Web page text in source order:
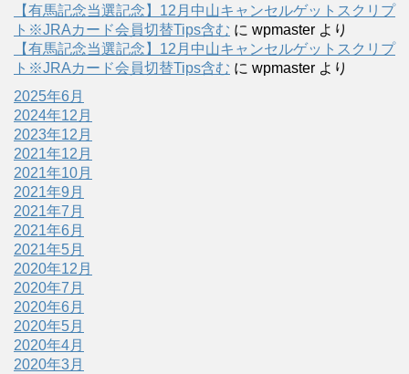
【有馬記念当選記念】12月中山キャンセルゲットスクリプ
ト※JRAカード会員切替Tips含む に wpmaster より
【有馬記念当選記念】12月中山キャンセルゲットスクリプ
ト※JRAカード会員切替Tips含む に wpmaster より
2025年6月
2024年12月
2023年12月
2021年12月
2021年10月
2021年9月
2021年7月
2021年6月
2021年5月
2020年12月
2020年7月
2020年6月
2020年5月
2020年4月
2020年3月